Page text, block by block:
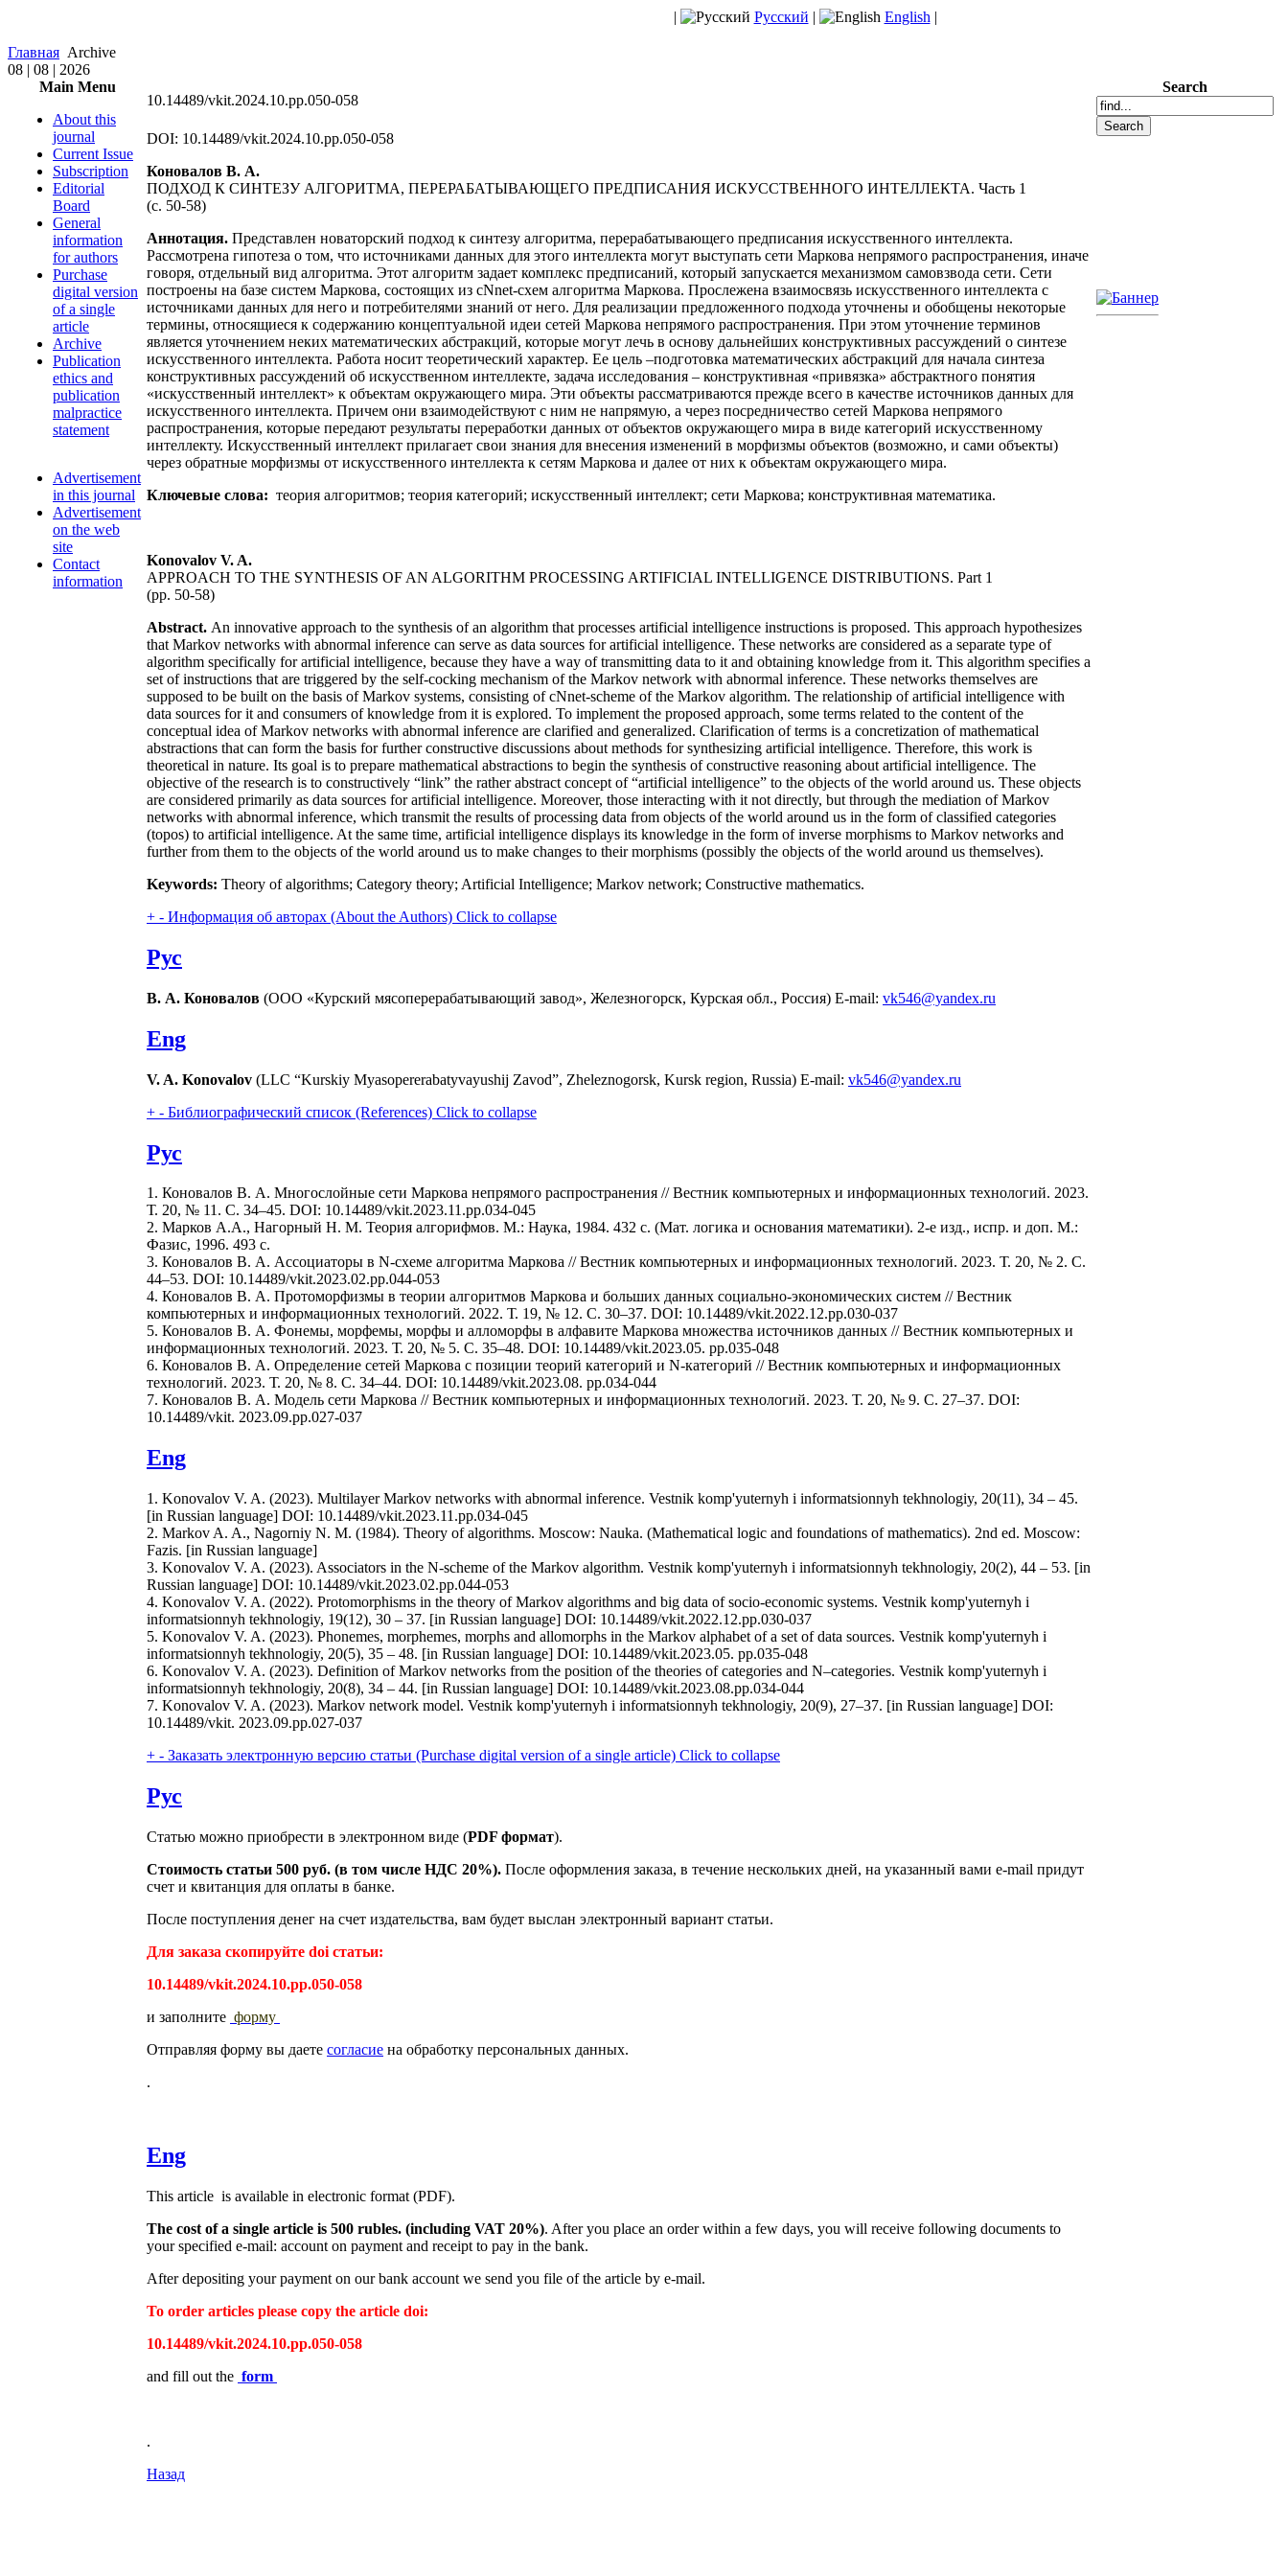
| Русский | English |
Главная Archive
08 | 08 | 2026
Main Menu
About this
journal
Current Issue
Subscription
Editorial
Board
General
information
for authors
Purchase
digital version
of a single
article
Archive
Publication
ethics and
publication
malpractice
statement
Advertisement
in this journal
Advertisement
on the web
site
Contact
information
10.14489/vkit.2024.10.pp.050-058
DOI: 10.14489/vkit.2024.10.pp.050-058
Коновалов В. А.
ПОДХОД К СИНТЕЗУ АЛГОРИТМА, ПЕРЕРАБАТЫВАЮЩЕГО ПРЕДПИСАНИЯ ИСКУССТВЕННОГО ИНТЕЛЛЕКТА. Часть 1
(c. 50-58)
Аннотация. Представлен новаторский подход к синтезу алгоритма, перерабатывающего предписания искусственного интеллекта.
Рассмотрена гипотеза о том, что источниками данных для этого интеллекта могут выступать сети Маркова непрямого распространения, иначе
говоря, отдельный вид алгоритма. Этот алгоритм задает комплекс предписаний, который запускается механизмом самовзвода сети. Сети
построены на базе систем Маркова, состоящих из сNnet-схем алгоритма Маркова. Прослежена взаимосвязь искусственного интеллекта с
источниками данных для него и потребителями знаний от него. Для реализации предложенного подхода уточнены и обобщены некоторые
термины, относящиеся к содержанию концептуальной идеи сетей Маркова непрямого распространения. При этом уточнение терминов
является уточнением неких математических абстракций, которые могут лечь в основу дальнейших конструктивных рассуждений о синтезе
искусственного интеллекта. Работа носит теоретический характер. Ее цель –подготовка математических абстракций для начала синтеза
конструктивных рассуждений об искусственном интеллекте, задача исследования – конструктивная «привязка» абстрактного понятия
«искусственный интеллект» к объектам окружающего мира. Эти объекты рассматриваются прежде всего в качестве источников данных для
искусственного интеллекта. Причем они взаимодействуют с ним не напрямую, а через посредничество сетей Маркова непрямого
распространения, которые передают результаты переработки данных от объектов окружающего мира в виде категорий искусственному
интеллекту. Искусственный интеллект прилагает свои знания для внесения изменений в морфизмы объектов (возможно, и сами объекты)
через обратные морфизмы от искусственного интеллекта к сетям Маркова и далее от них к объектам окружающего мира.
Ключевые слова: теория алгоритмов; теория категорий; искусственный интеллект; сети Маркова; конструктивная математика.
Konovalov V. A.
APPROACH TO THE SYNTHESIS OF AN ALGORITHM PROCESSING ARTIFICIAL INTELLIGENCE DISTRIBUTIONS. Part 1
(pp. 50-58)
Abstract. An innovative approach to the synthesis of an algorithm that processes artificial intelligence instructions is proposed. This approach hypothesizes
that Markov networks with abnormal inference can serve as data sources for artificial intelligence. These networks are considered as a separate type of
algorithm specifically for artificial intelligence, because they have a way of transmitting data to it and obtaining knowledge from it. This algorithm specifies a
set of instructions that are triggered by the self-cocking mechanism of the Markov network with abnormal inference. These networks themselves are
supposed to be built on the basis of Markov systems, consisting of сNnet-scheme of the Markov algorithm. The relationship of artificial intelligence with
data sources for it and consumers of knowledge from it is explored. To implement the proposed approach, some terms related to the content of the
conceptual idea of Markov networks with abnormal inference are clarified and generalized. Clarification of terms is a concretization of mathematical
abstractions that can form the basis for further constructive discussions about methods for synthesizing artificial intelligence. Therefore, this work is
theoretical in nature. Its goal is to prepare mathematical abstractions to begin the synthesis of constructive reasoning about artificial intelligence. The
objective of the research is to constructively “link” the rather abstract concept of “artificial intelligence” to the objects of the world around us. These objects
are considered primarily as data sources for artificial intelligence. Moreover, those interacting with it not directly, but through the mediation of Markov
networks with abnormal inference, which transmit the results of processing data from objects of the world around us in the form of classified categories
(topos) to artificial intelligence. At the same time, artificial intelligence displays its knowledge in the form of inverse morphisms to Markov networks and
further from them to the objects of the world around us to make changes to their morphisms (possibly the objects of the world around us themselves).
Keywords: Theory of algorithms; Category theory; Artificial Intelligence; Markov network; Constructive mathematics.
+ - Информация об авторах (About the Authors) Click to collapse
Рус
В. А. Коновалов (ООО «Курский мясоперерабатывающий завод», Железногорск, Курская обл., Россия) E-mail: vk546@yandex.ru
Eng
V. A. Konovalov (LLC “Kurskiy Myasopererabatyvayushij Zavod”, Zheleznogorsk, Kursk region, Russia) E-mail: vk546@yandex.ru
+ - Библиографический список (References) Click to collapse
Рус
1. Коновалов В. А. Многослойные сети Маркова непрямого распространения // Вестник компьютерных и информационных технологий. 2023.
Т. 20, № 11. C. 34–45. DOI: 10.14489/vkit.2023.11.pp.034-045
2. Марков А.А., Нагорный Н. М. Теория алгорифмов. М.: Наука, 1984. 432 с. (Мат. логика и основания математики). 2-е изд., испр. и доп. М.:
Фазис, 1996. 493 с.
3. Коновалов В. А. Ассоциаторы в N-схеме алгоритма Маркова // Вестник компьютерных и информационных технологий. 2023. Т. 20, № 2. C.
44–53. DOI: 10.14489/vkit.2023.02.pp.044-053
4. Коновалов В. А. Протоморфизмы в теории алгоритмов Маркова и больших данных социально-экономических систем // Вестник
компьютерных и информационных технологий. 2022. Т. 19, № 12. C. 30–37. DOI: 10.14489/vkit.2022.12.pp.030-037
5. Коновалов В. А. Фонемы, морфемы, морфы и алломорфы в алфавите Маркова множества источников данных // Вестник компьютерных и
информационных технологий. 2023. Т. 20, № 5. C. 35–48. DOI: 10.14489/vkit.2023.05. pp.035-048
6. Коновалов В. А. Определение сетей Маркова с позиции теорий категорий и N-категорий // Вестник компьютерных и информационных
технологий. 2023. Т. 20, № 8. C. 34–44. DOI: 10.14489/vkit.2023.08. pp.034-044
7. Коновалов В. А. Модель сети Маркова // Вестник компьютерных и информационных технологий. 2023. Т. 20, № 9. C. 27–37. DOI:
10.14489/vkit. 2023.09.pp.027-037
Eng
1. Konovalov V. A. (2023). Multilayer Markov networks with abnormal inference. Vestnik komp'yuternyh i informatsionnyh tekhnologiy, 20(11), 34 – 45.
[in Russian language] DOI: 10.14489/vkit.2023.11.pp.034-045
2. Markov A. A., Nagorniy N. M. (1984). Theory of algorithms. Moscow: Nauka. (Mathematical logic and foundations of mathematics). 2nd ed. Moscow:
Fazis. [in Russian language]
3. Konovalov V. A. (2023). Associators in the N-scheme of the Markov algorithm. Vestnik komp'yuternyh i informatsionnyh tekhnologiy, 20(2), 44 – 53. [in
Russian language] DOI: 10.14489/vkit.2023.02.pp.044-053
4. Konovalov V. A. (2022). Protomorphisms in the theory of Markov algorithms and big data of socio-economic systems. Vestnik komp'yuternyh i
informatsionnyh tekhnologiy, 19(12), 30 – 37. [in Russian language] DOI: 10.14489/vkit.2022.12.pp.030-037
5. Konovalov V. A. (2023). Phonemes, morphemes, morphs and allomorphs in the Markov alphabet of a set of data sources. Vestnik komp'yuternyh i
informatsionnyh tekhnologiy, 20(5), 35 – 48. [in Russian language] DOI: 10.14489/vkit.2023.05. pp.035-048
6. Konovalov V. A. (2023). Definition of Markov networks from the position of the theories of categories and N–categories. Vestnik komp'yuternyh i
informatsionnyh tekhnologiy, 20(8), 34 – 44. [in Russian language] DOI: 10.14489/vkit.2023.08.pp.034-044
7. Konovalov V. A. (2023). Markov network model. Vestnik komp'yuternyh i informatsionnyh tekhnologiy, 20(9), 27–37. [in Russian language] DOI:
10.14489/vkit. 2023.09.pp.027-037
+ - Заказать электронную версию статьи (Purchase digital version of a single article) Click to collapse
Рус
Статью можно приобрести в электронном виде (PDF формат).
Стоимость статьи 500 руб. (в том числе НДС 20%). После оформления заказа, в течение нескольких дней, на указанный вами e-mail придут
счет и квитанция для оплаты в банке.
После поступления денег на счет издательства, вам будет выслан электронный вариант статьи.
Для заказа скопируйте doi статьи:
10.14489/vkit.2024.10.pp.050-058
и заполните форму
Отправляя форму вы даете согласие на обработку персональных данных.
.
Eng
This article is available in electronic format (PDF).
The cost of a single article is 500 rubles. (including VAT 20%). After you place an order within a few days, you will receive following documents to
your specified e-mail: account on payment and receipt to pay in the bank.
After depositing your payment on our bank account we send you file of the article by e-mail.
To order articles please copy the article doi:
10.14489/vkit.2024.10.pp.050-058
and fill out the form
.
Назад
Search